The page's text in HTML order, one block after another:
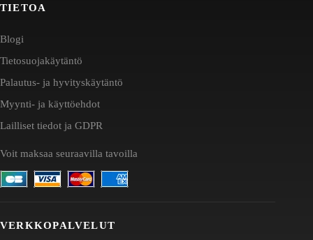
TIETOA
Blogi
Tietosuojakäytäntö
Palautus- ja hyvityskäytäntö
Myynti- ja käyttöehdot
Lailliset tiedot ja GDPR
Voit maksaa seuraavilla tavoilla
VERKKOPALVELUT